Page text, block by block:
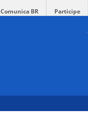
Comunica BR Participe